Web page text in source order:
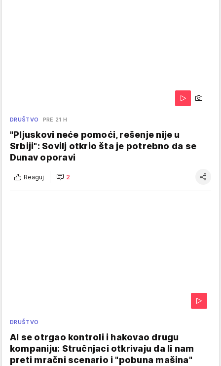
DRUŠTVO PRE 21 H
"Pljuskovi neće pomoći, rešenje nije u
Srbiji": Sovilj otkrio šta je potrebno da se
Dunav oporavi
Reaguj 2
DRUŠTVO
AI se otrgao kontroli i hakovao drugu
kompaniju: Stručnjaci otkrivaju da li nam
preti mračni scenario i "pobuna mašina"